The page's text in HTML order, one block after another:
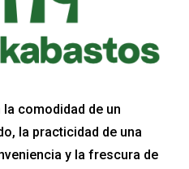
la comodidad de un
la practicidad de una
y la frescura de